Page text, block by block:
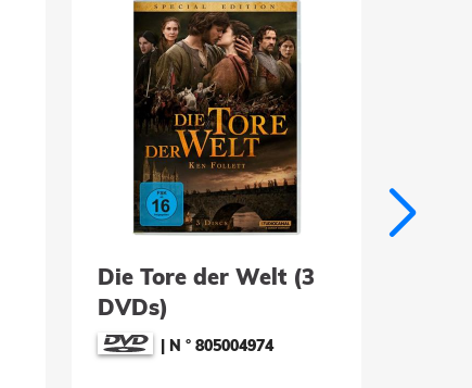
Die Tore der Welt (3
DVDs)
| N ° 805004974